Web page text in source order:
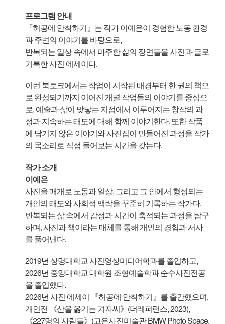
프로그램 안내
『허공에 안착하기』는 작가 이예은이 경험한 노동 환경
과 주변의 이야기를 바탕으로,
반복되는 일상 속에서 마주한 삶의 장면들을 사진과 글로
기록한 사진 에세이다.
이번 북토크에서는 작업이 시작된 배경부터 한 권의 책으
로 완성되기까지 이어진 개별 작업들의 이야기를 중심으
로, 예술과 삶이 맞닿는 지점에서 이루어지는 창작의 과
정과 지속하는 태도에 대해 함께 이야기한다. 또한 작품
에 담기지 않은 이야기와 사진집이 만들어진 과정을 작가
의 목소리로 직접 들어보는 시간을 갖는다.
작가 소개
이예은
사진을 매개로 노동과 일상, 그리고 그 안에서 형성되는
개인의 태도와 사회적 맥락을 꾸준히 기록하는 작가다.
반복되는 삶 속에서 감정과 시간이 축적되는 과정을 탐구
하며, 사진과 책이라는 매체를 통해 개인의 경험과 서사
를 풀어낸다.
2019년 상명대학교 사진영상미디어학과를 졸업하고,
2026년 중앙대학교 대학원 조형예술학과 순수사진전공
을 졸업했다.
2026년 사진 에세이 『허공에 안착하기』를 출간했으며,
개인전 《산을 옮기는 겨자씨》(더레퍼런스, 2023),
《227명의 사람들》(고은사진미술관 BMW Photo Space,